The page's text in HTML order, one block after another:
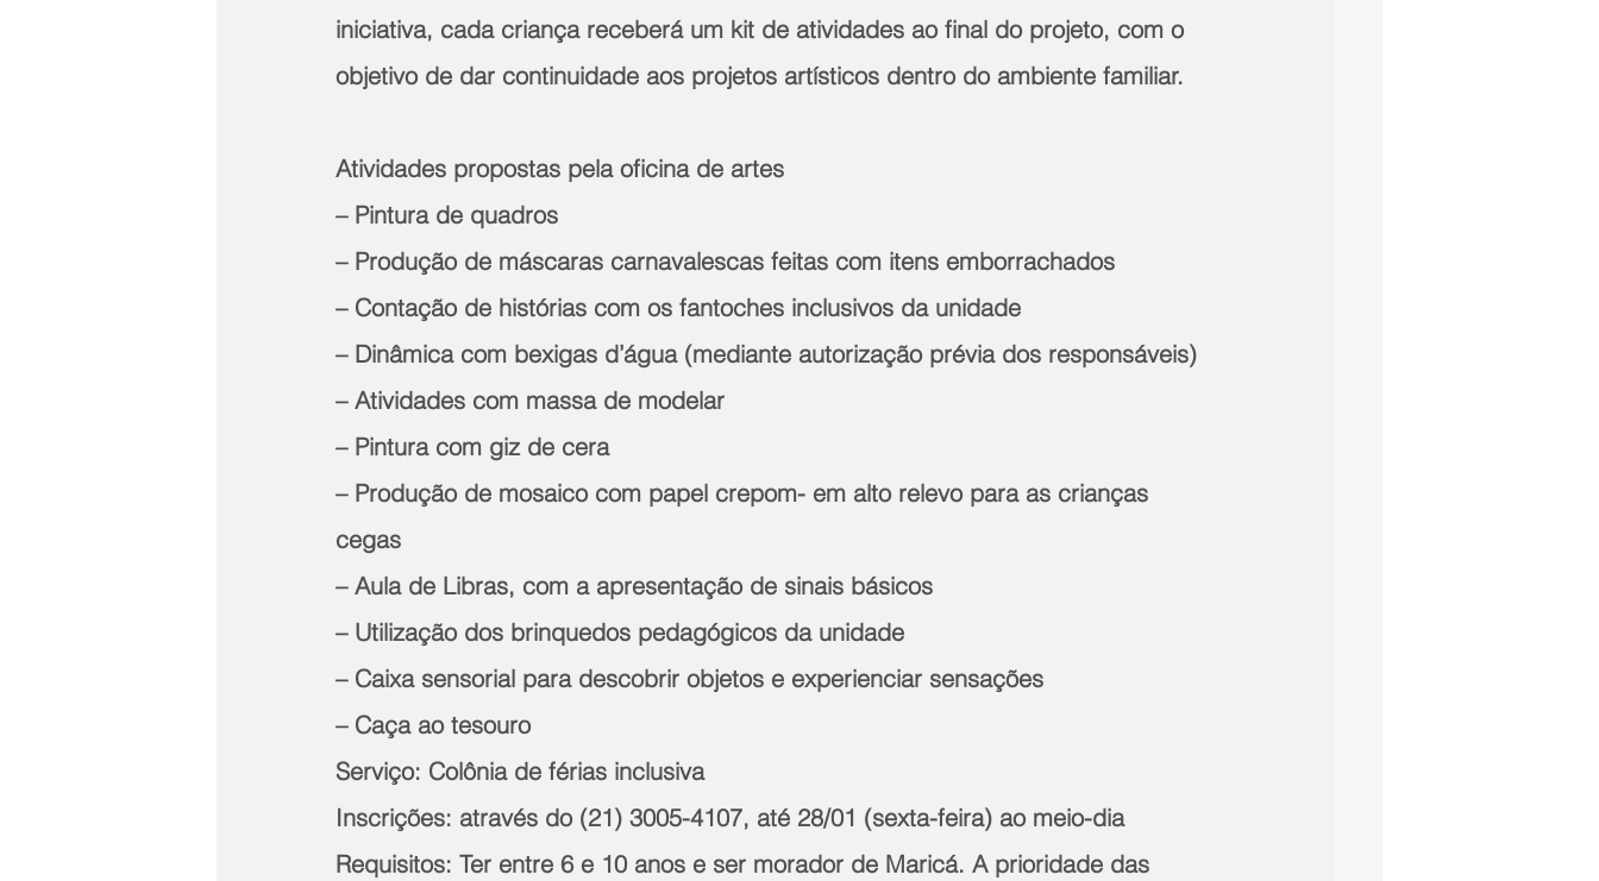
iniciativa, cada criança receberá um kit de atividades ao final do projeto, com o
objetivo de dar continuidade aos projetos artísticos dentro do ambiente familiar.
Atividades propostas pela oficina de artes
– Pintura de quadros
– Produção de máscaras carnavalescas feitas com itens emborrachados
– Contação de histórias com os fantoches inclusivos da unidade
– Dinâmica com bexigas d’água (mediante autorização prévia dos responsáveis)
– Atividades com massa de modelar
– Pintura com giz de cera
– Produção de mosaico com papel crepom- em alto relevo para as crianças
cegas
– Aula de Libras, com a apresentação de sinais básicos
– Utilização dos brinquedos pedagógicos da unidade
– Caixa sensorial para descobrir objetos e experienciar sensações
– Caça ao tesouro
Serviço: Colônia de férias inclusiva
Inscrições: através do (21) 3005-4107, até 28/01 (sexta-feira) ao meio-dia
Requisitos: Ter entre 6 e 10 anos e ser morador de Maricá. A prioridade das